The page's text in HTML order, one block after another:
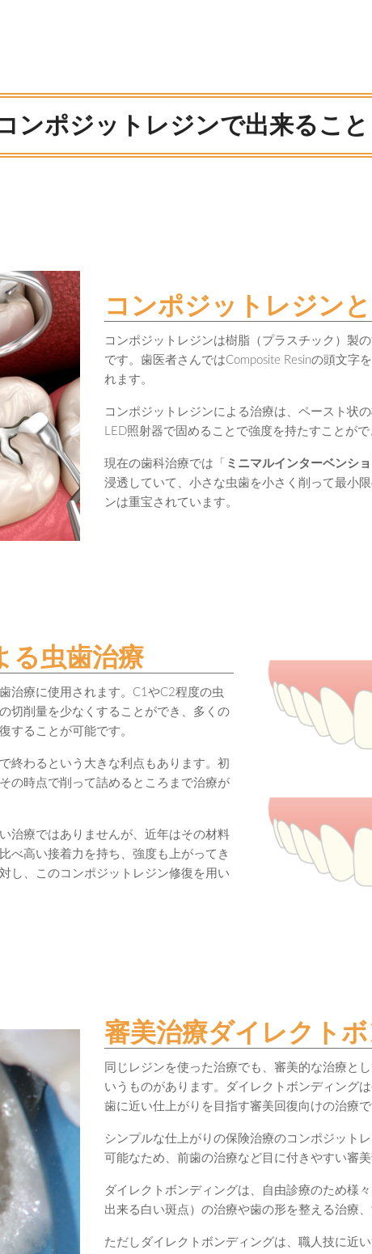
ンポジットレジンで出来ること
コンポジットレジン
コンポジットレジンは樹脂（プラスチック）製
です。歯医者さんではComposite Resinの頭文字
れます。
コンポジットレジンによる治療は、ペースト状
LED照射器で固めることで強度を持たすことがで
現在の歯科治療では「 ミニマルインターベンシ
浸透していて、小さな虫歯を小さく削って最小
ンは重宝されています。
る虫歯治療
治療に使用されます。C1やC2程度の虫
切削量を少なくすることができ、多くの
することが可能です。
終わるという大きな利点もあります。初
の時点で削って詰めるところまで治療が
治療ではありませんが、近年はその材料
べ高い接着力を持ち、強度も上がってき
し、このコンポジットレジン修復を用い
審美治療ダイレクト
同じレジンを使った治療でも、審美的な治療と
いうものがあります。ダイレクトボンディング
歯に近い仕上がりを目指す審美回復向けの治療で
シンプルな仕上がりの保険治療のコンポジット
可能なため、前歯の治療など目に付きやすい審
ダイレクトボンディングは、自由診療のため様
出来る白い斑点）の治療や歯の形を整える治療
ただしダイレクトボンディングは、職人技に近